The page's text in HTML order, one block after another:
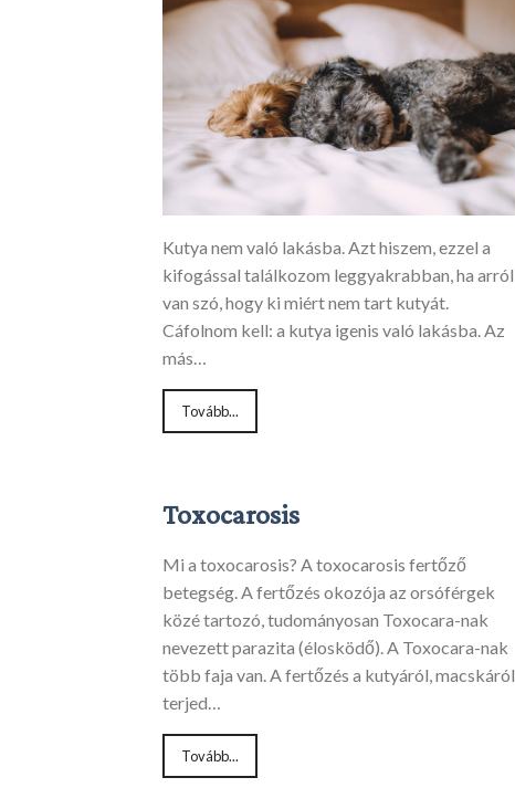
Kutya nem való lakásba. Azt hiszem, ezzel a
kifogással találkozom leggyakrabban, ha arról
van szó, hogy ki miért nem tart kutyát.
Cáfolnom kell: a kutya igenis való lakásba. Az
más…
Tovább...
Toxocarosis
Mi a toxocarosis? A toxocarosis fertőző
betegség. A fertőzés okozója az orsóférgek
közé tartozó, tudományosan Toxocara-nak
nevezett parazita (élosködő). A Toxocara-nak
több faja van. A fertőzés a kutyáról, macskáról
terjed…
Tovább...